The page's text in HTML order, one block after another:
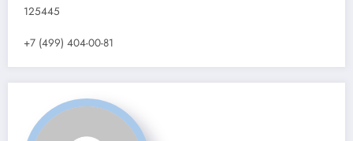
125445
+7 (499) 404-00-81